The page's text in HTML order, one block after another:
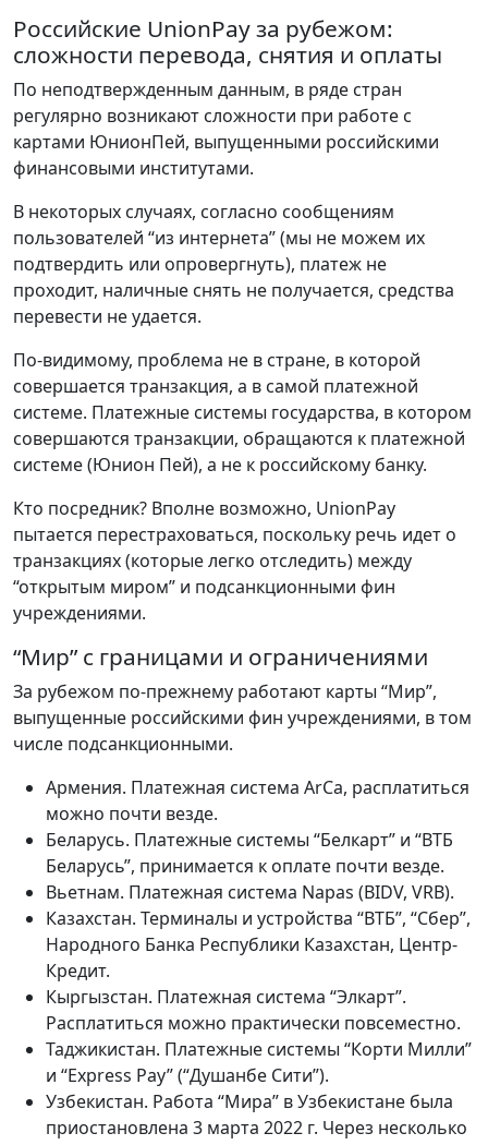
Российские UnionPay за рубежом:
сложности перевода, снятия и оплаты
По неподтвержденным данным, в ряде стран
регулярно возникают сложности при работе с
картами ЮнионПей, выпущенными российскими
финансовыми институтами.
В некоторых случаях, согласно сообщениям
пользователей “из интернета” (мы не можем их
подтвердить или опровергнуть), платеж не
проходит, наличные снять не получается, средства
перевести не удается.
По-видимому, проблема не в стране, в которой
совершается транзакция, а в самой платежной
системе. Платежные системы государства, в котором
совершаются транзакции, обращаются к платежной
системе (Юнион Пей), а не к российскому банку.
Кто посредник? Вполне возможно, UnionPay
пытается перестраховаться, поскольку речь идет о
транзакциях (которые легко отследить) между
“открытым миром” и подсанкционными фин
учреждениями.
“Мир” с границами и ограничениями
За рубежом по-прежнему работают карты “Мир”,
выпущенные российскими фин учреждениями, в том
числе подсанкционными.
Армения. Платежная система ArCa, расплатиться
можно почти везде.
Беларусь. Платежные системы “Белкарт” и “ВТБ
Беларусь”, принимается к оплате почти везде.
Вьетнам. Платежная система Napas (BIDV, VRB).
Казахстан. Терминалы и устройства “ВТБ”, “Сбер”,
Народного Банка Республики Казахстан, Центр-
Кредит.
Кыргызстан. Платежная система “Элкарт”.
Расплатиться можно практически повсеместно.
Таджикистан. Платежные системы “Корти Милли”
и “Express Pay” (“Душанбе Сити”).
Узбекистан. Работа “Мира” в Узбекистане была
приостановлена 3 марта 2022 г. Через несколько